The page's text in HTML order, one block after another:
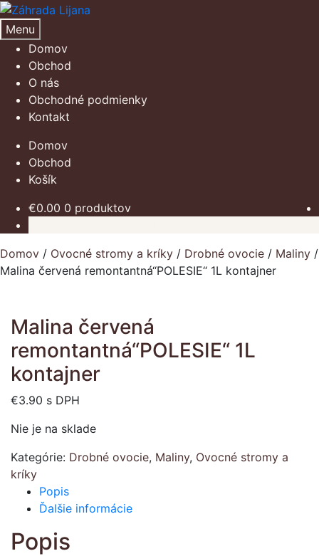
Preskočiť
na
navigáciu
Preskočiť
na
obsah
Menu
Domov
Obchod
O nás
Obchodné podmienky
Kontakt
Domov
Obchod
Košík
€0.00 0 produktov
Domov / Ovocné stromy a kríky / Drobné ovocie / Maliny /
Malina červená remontantná“POLESIE“ 1L kontajner
Malina červená
remontantná“POLESIE“ 1L
kontajner
€3.90 s DPH
Nie je na sklade
Kategórie: Drobné ovocie, Maliny, Ovocné stromy a
kríky
Popis
Ďalšie informácie
Popis